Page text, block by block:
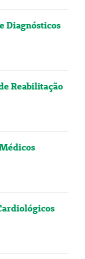
Diagnósticos
Reabilitação